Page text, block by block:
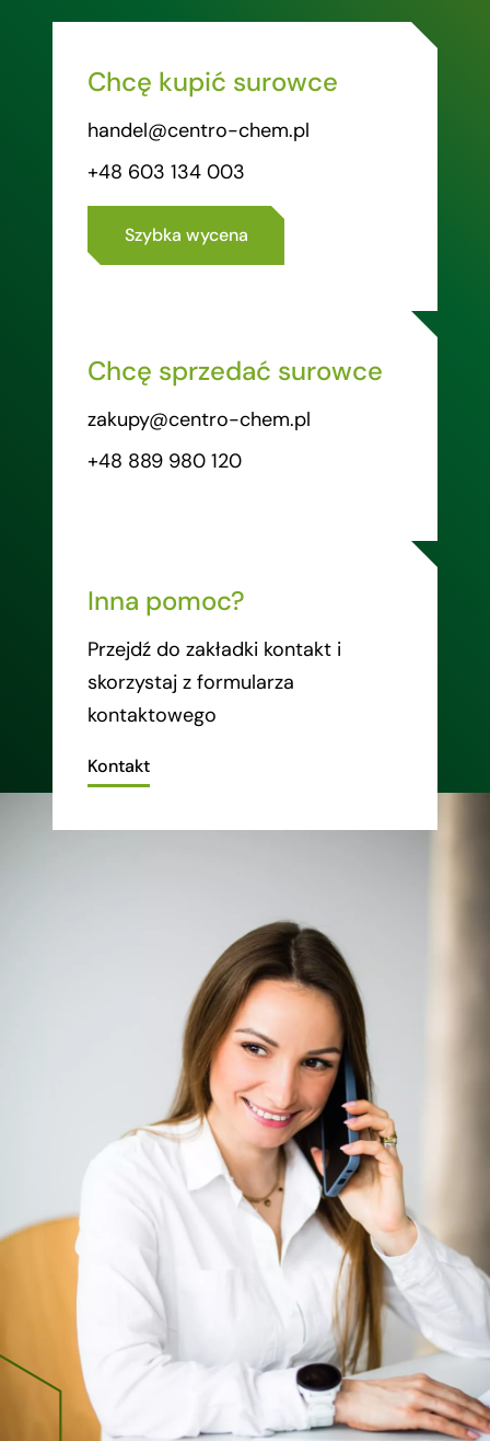
Chcę kupić surowce
handel@centro-chem.pl
+48 603 134 003
Szybka wycena
Chcę sprzedać surowce
zakupy@centro-chem.pl
+48 889 980 120
Inna pomoc?
Przejdź do zakładki kontakt i
skorzystaj z formularza
kontaktowego
Kontakt